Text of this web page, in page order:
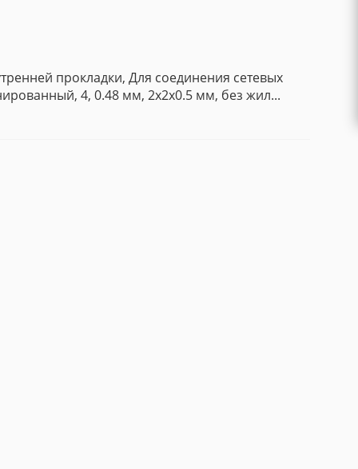
прокладки, Для соединения сетевых
4, 0.48 мм, 2x2x0.5 мм, без жил...